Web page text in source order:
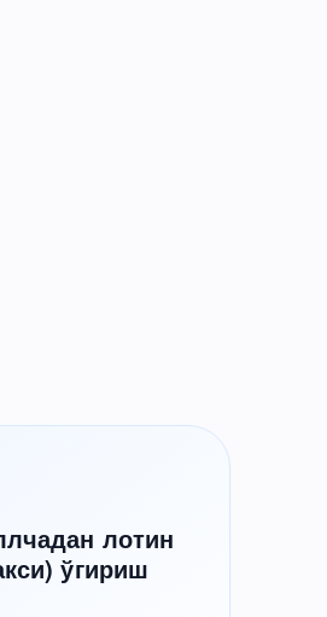
лотин
ўгириш